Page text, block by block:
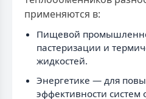
применяются в:
Пищевой
пастеризации и
жидкостей.
Энергетике — для
эффективности систем